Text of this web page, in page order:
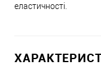
еластичності.